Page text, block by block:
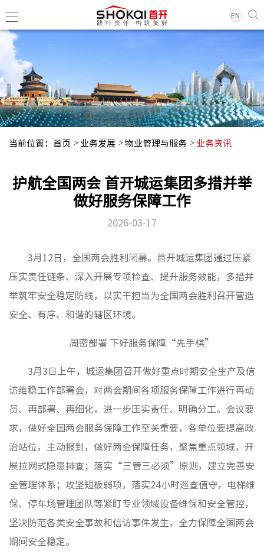
EN
集团简
领导团
历史沿
经典项
基层动
媒体聚
房地产
物业管
建筑工
境外业
投资与
党建工
纪检监
当前位置： 首页 业务发展 物业管理与服务 业务资讯
护航全国两会 首开城运集团多措并举
做好服务保障工作
2026-03-17
3月12日，全国两会胜利闭幕。首开城运集团通过压紧
压实责任链条、深入开展专项检查、提升服务效能，多措并
举筑牢安全稳定防线，以实干担当为全国两会胜利召开营造
安全、有序、和谐的辖区环境。
周密部署 下好服务保障“先手棋”
3月3日上午，城运集团召开做好重点时期安全生产及信
访维稳工作部署会，对两会期间各项服务保障工作进行再动
员、再部署、再细化，进一步压实责任、明确分工。会议要
求，做好全国两会服务保障工作至关重要，各单位要提高政
治站位，主动报到，做好两会保障任务，聚焦重点领域，开
展拉网式隐患排查；落实“三管三必须”原则，建立完善安
全管理体系；攻坚短板弱项，落实24小时巡查值守，电梯维
保、停车场管理团队等紧盯专业领域设备维保和安全管控，
坚决防范各类安全事故和信访事件发生，全力保障全国两会
期间安全稳定。